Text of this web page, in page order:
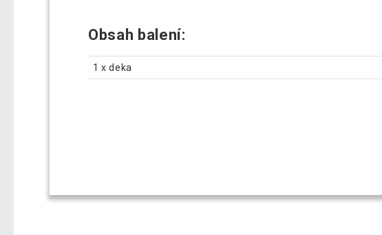
Obsah balení:
1 x deka